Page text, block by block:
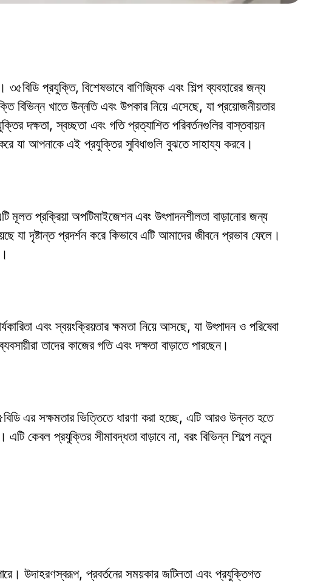
প্রযুক্তি, বিশেষভাবে বাণিজ্যিক এবং শিল্প ব্যবহারের জন্য
খাতে উন্নতি এবং উপকার নিয়ে এসেছে, যা প্রয়োজনীয়তার
দক্ষতা, স্বচ্ছতা এবং গতি প্রত্যাশিত পরিবর্তনগুলির বাস্তবায়ন
যা আপনাকে এই প্রযুক্তির সুবিধাগুলি বুঝতে সাহায্য করবে।
মূলত প্রক্রিয়া অপটিমাইজেশন এবং উৎপাদনশীলতা বাড়ানোর জন্য
দৃষ্টান্ত প্রদর্শন করে কিভাবে এটি আমাদের জীবনে প্রভাব ফেলে।
এবং স্বয়ংক্রিয়তার ক্ষমতা নিয়ে আসছে, যা উৎপাদন ও পরিষেবা
তাদের কাজের গতি এবং দক্ষতা বাড়াতে পারছেন।
এর সক্ষমতার ভিত্তিতে ধারণা করা হচ্ছে, এটি আরও উন্নত হতে
কেবল প্রযুক্তির সীমাবদ্ধতা বাড়াবে না, বরং বিভিন্ন শিল্পে নতুন
উদাহরণস্বরূপ, প্রবর্তনের সময়কার জটিলতা এবং প্রযুক্তিগত